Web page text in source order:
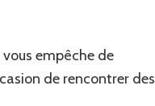
empêche de
de rencontrer des